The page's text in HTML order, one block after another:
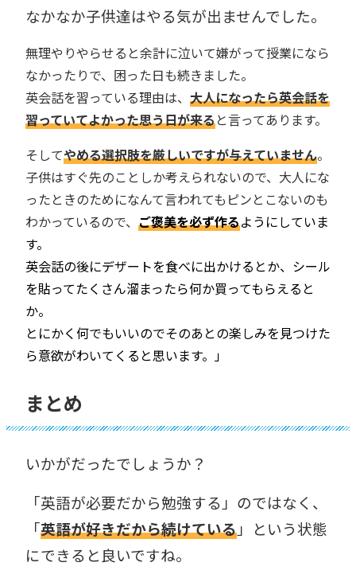
なかなか子供達はやる気が出ませんでした。
無理やりやらせると余計に泣いて嫌がって授業になら
なかったりで、困った日も続きました。
英会話を習っている理由は、 大人になったら英会話を
習っていてよかった思う日が来ると言ってあります。
そしてやめる選択肢を厳しいですが与えていません。
子供はすぐ先のことしか考えられないので、大人にな
ったときのためになんて言われてもピンとこないのも
わかっているので、 ご褒美を必ず作るようにしていま
す。
英会話の後にデザートを食べに出かけるとか、シール
を貼ってたくさん溜まったら何か買ってもらえると
か。
とにかく何でもいいのでそのあとの楽しみを見つけた
ら意欲がわいてくる と思います。」
まとめ
いかがだったでしょうか？
「英語が必要だから勉強する」のではなく、
「英語が好きだから続けている」という状態
にできると良いですね。